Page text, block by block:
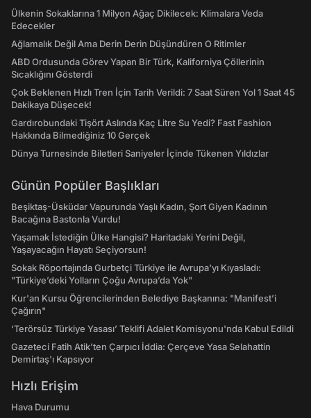
Ülkenin Sokaklarına 1 Milyon Ağaç Dikilecek: Klimalara Veda
Edecekler
Ağlamalık Değil Ama Derin Derin Düşündüren O Ritimler
ABD Ordusunda Görev Yapan Bir Türk, Kaliforniya Çöllerinin
Sıcaklığını Gösterdi
Çok Beklenen Hızlı Tren İçin Tarih Verildi: 7 Saat Süren Yol 1 Saat 45
Dakikaya Düşecek!
Gardırobundaki Tişört Aslında Kaç Litre Su Yedi? Fast Fashion
Hakkında Bilmediğiniz 10 Gerçek
Dünya Turnesinde Biletleri Saniyeler İçinde Tükenen Yıldızlar
Günün Popüler Başlıkları
Beşiktaş-Üsküdar Vapurunda Yaşlı Kadın, Şort Giyen Kadının
Bacağına Bastonla Vurdu!
Yaşamak İstediğin Ülke Hangisi? Haritadaki Yerini Değil,
Yaşayacağın Hayatı Seçiyorsun!
Sokak Röportajında Gurbetçi Türkiye ile Avrupa'yı Kıyasladı:
"Türkiye’deki Yolların Çoğu Avrupa’da Yok"
Kur'an Kursu Öğrencilerinden Belediye Başkanına: "Manifest’i
Çağırın"
‘Terörsüz Türkiye Yasası’ Teklifi Adalet Komisyonu'nda Kabul Edildi
Gazeteci Fatih Atik'ten Çarpıcı İddia: Çerçeve Yasa Selahattin
Demirtaş'ı Kapsıyor
Hızlı Erişim
Hava Durumu